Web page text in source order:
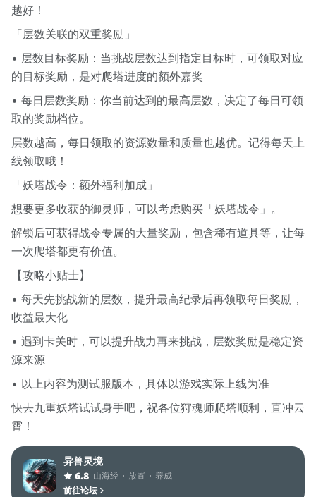
越好！
「层数关联的双重奖励」
• 层数目标奖励：当挑战层数达到指定目标时，可领取对应
的目标奖励，是对爬塔进度的额外嘉奖
• 每日层数奖励：你当前达到的最高层数，决定了每日可领
取的奖励档位。
层数越高，每日领取的资源数量和质量也越优。记得每天上
线领取哦！
「妖塔战令：额外福利加成」
想要更多收获的御灵师，可以考虑购买「妖塔战令」。
解锁后可获得战令专属的大量奖励，包含稀有道具等，让每
一次爬塔都更有价值。
【攻略小贴士】
• 每天先挑战新的层数，提升最高纪录后再领取每日奖励，
收益最大化
• 遇到卡关时，可以提升战力再来挑战，层数奖励是稳定资
源来源
• 以上内容为测试服版本，具体以游戏实际上线为准
快去九重妖塔试试身手吧，祝各位狩魂师爬塔顺利，直冲云
霄！
异兽灵境
6.8 山海经 放置
养成
前往论坛